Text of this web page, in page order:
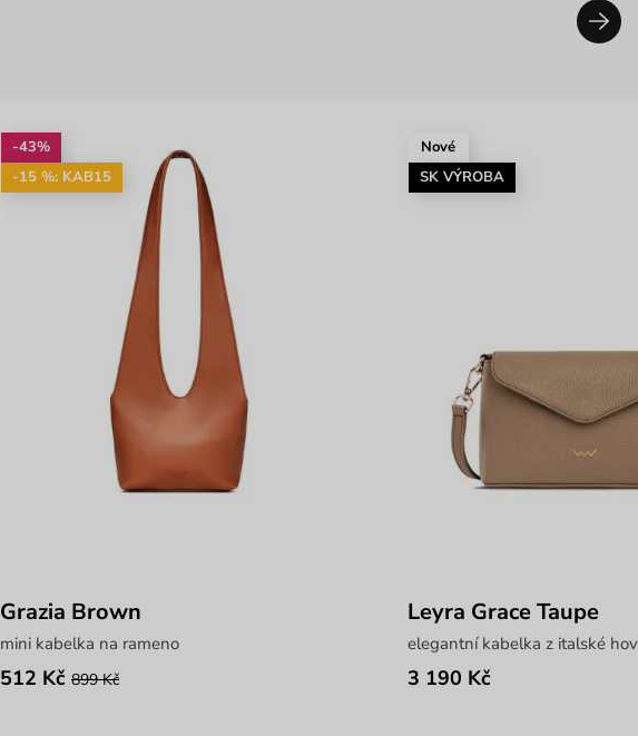
-43%
-15 %: KAB15
Grazia Brown
mini kabelka na rameno
512 Kč 899 Kč
Nové
SK VÝROBA
Leyra Grace Taupe
elegantní kabelka z italské
3 190 Kč